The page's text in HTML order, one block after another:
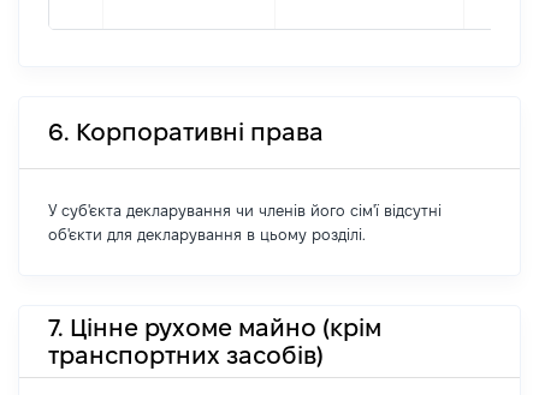
6. Корпоративні права
У суб'єкта декларування чи членів його сім'ї відсутні
об'єкти для декларування в цьому розділі.
7. Цінне рухоме майно (крім
транспортних засобів)